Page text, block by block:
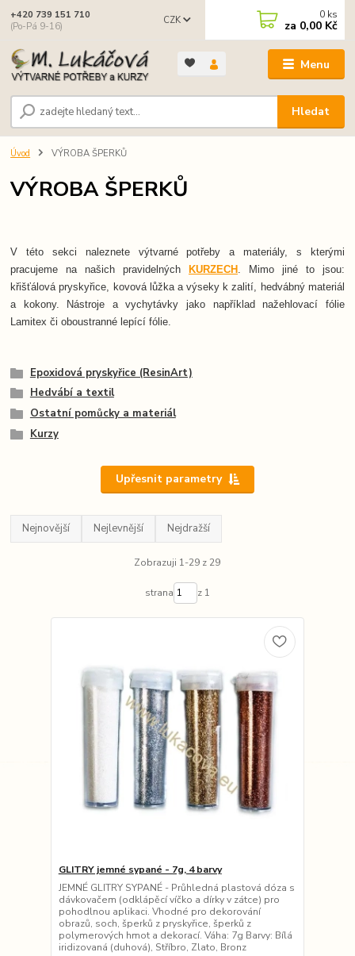
Menu
CZK
Hledat
+420 739 151 710
(Po-Pá 9-16)
0 ks
za 0,00 Kč
Úvod VÝROBA ŠPERKŮ
VÝROBA ŠPERKŮ
V této sekci naleznete výtvarné potřeby a materiály, s kterými
pracujeme na našich pravidelných
KURZECH . Mimo jiné to jsou:
křišťálová pryskyřice, kovová lůžka a výseky k zalití, hedvábný materiál
a kokony. Nástroje a vychytávky jako například nažehlovací fólie
Lamitex či oboustranné lepící fólie.
Epoxidová pryskyřice (ResinArt)
Hedvábí a textil
Ostatní pomůcky a materiál
Kurzy
Upřesnit parametry
Nejnovější Nejlevnější Nejdražší
Zobrazuji 1-29 z 29
strana z 1
GLITRY jemné sypané - 7g, 4 barvy
JEMNÉ GLITRY SYPANÉ - Průhledná plastová dóza s
dávkovačem (odklápěcí víčko a dírky v zátce) pro
pohodlnou aplikaci. Vhodné pro dekorování
obrazů, soch, šperků z pryskyřice, šperků z
polymerových hmot a dekorací. Váha: 7g Barvy: Bílá
iridizovaná (duhová), Stříbro, Zlato, Bronz